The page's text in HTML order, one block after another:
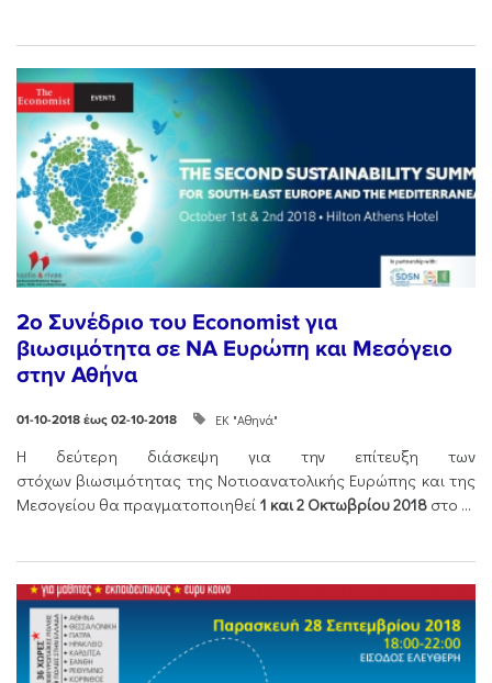
2o Συνέδριο του Economist για
βιωσιμότητα σε ΝΑ Ευρώπη και Μεσόγειο
στην Αθήνα
01-10-2018 έως 02-10-2018 ΕΚ "Αθηνά"
Η δεύτερη διάσκεψη για την επίτευξη των
στόχων βιωσιμότητας της Νοτιοανατολικής Ευρώπης και της
Μεσογείου θα πραγματοποιηθεί 1 και 2 Οκτωβρίου 2018 στο ...